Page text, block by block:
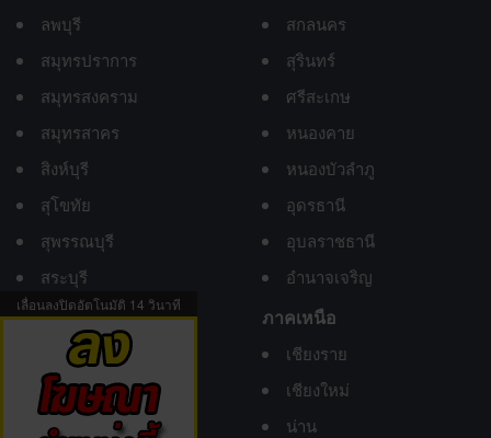
เลื่อนลงปิดอัตโนมัติ 13 วินาที
ลพบุรี
สมุทรปราการ
สมุทรสงคราม
สมุทรสาคร
สิงห์บุรี
สุโขทัย
สุพรรณบุรี
สระบุรี
อ่างทอง
อุทัยธานี
สกลนคร
สุรินทร์
ศรีสะเกษ
หนองคาย
หนองบัวลำภู
อุดรธานี
อุบลราชธานี
อำนาจเจริญ
ภาคเหนือ
เชียงราย
เชียงใหม่
น่าน